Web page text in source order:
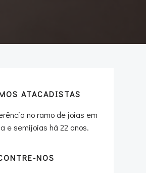
ATACADISTAS
no ramo de joias em
e semijoias há 22 anos.
NOS